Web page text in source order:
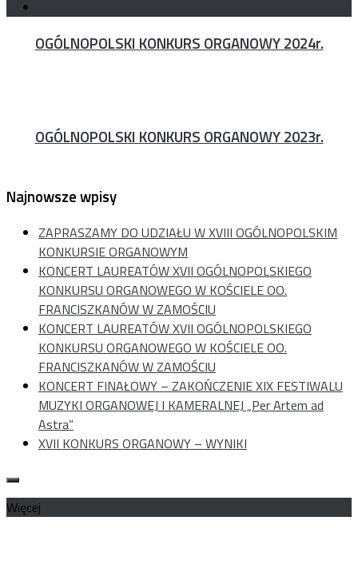
OGÓLNOPOLSKI KONKURS ORGANOWY 2024r.
OGÓLNOPOLSKI KONKURS ORGANOWY 2023r.
Najnowsze wpisy
ZAPRASZAMY DO UDZIAŁU W XVIII OGÓLNOPOLSKIM
KONKURSIE ORGANOWYM
KONCERT LAUREATÓW XVII OGÓLNOPOLSKIEGO
KONKURSU ORGANOWEGO W KOŚCIELE OO.
FRANCISZKANÓW W ZAMOŚCIU
KONCERT LAUREATÓW XVII OGÓLNOPOLSKIEGO
KONKURSU ORGANOWEGO W KOŚCIELE OO.
FRANCISZKANÓW W ZAMOŚCIU
KONCERT FINAŁOWY – ZAKOŃCZENIE XIX FESTIWALU
MUZYKI ORGANOWEJ I KAMERALNEJ „Per Artem ad
Astra”
XVII KONKURS ORGANOWY – WYNIKI
Więcej